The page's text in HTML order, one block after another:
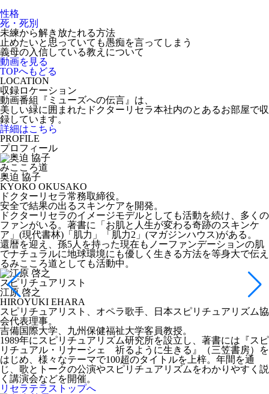
性格
死・死別
未練から解き放たれる方法
止めたいと思っていても愚痴を言ってしまう
義母の入信している教えについて
動画を見る
TOPへもどる
LOCATION
収録ロケーション
動画番組『ミューズへの伝言』は、
美しい緑に囲まれたドクターリセラ本社内のとあるお部屋で収
録しています。
詳細はこちら
PROFILE
プロフィール
みこころ道
奥迫 協子
KYOKO OKUSAKO
ドクターリセラ常務取締役。
安全で結果の出るスキンケアを開発。
ドクターリセラのイメージモデルとしても活動を続け、多くの
ファンがいる。著書に「お肌と人生が変わる奇跡のスキンケ
ア」(現代書林)「肌力」「肌力2」(マガジンハウス)がある。
還暦を迎え、孫5人を持った現在もノーファンデーションの肌
でナチュラルに地球環境にも優しく生きる方法を等身大で伝え
るみこころ道としても活動中。
スピリチュアリスト
江原 啓之
HIROYUKI EHARA
スピリチュアリスト、オペラ歌手、日本スピリチュアリズム協
会代表理事。
吉備国際大学、九州保健福祉大学客員教授。
1989年にスピリチュアリズム研究所を設立し、著書には『スピ
リチュアル・リナーシェ 祈るように生きる』（三笠書房）を
はじめ、様々なテーマで100超のタイトルを上梓。年間を通
じ、歌とトークの公演やスピリチュアリズムをわかりやすく説
く講演会などを開催。
リセラテラストップへ